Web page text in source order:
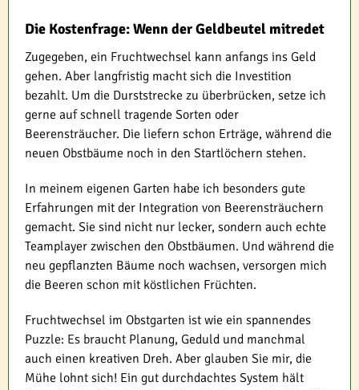
Die Kostenfrage: Wenn der Geldbeutel mitredet
Zugegeben, ein Fruchtwechsel kann anfangs ins Geld
gehen. Aber langfristig macht sich die Investition
bezahlt. Um die Durststrecke zu überbrücken, setze ich
gerne auf schnell tragende Sorten oder
Beerensträucher. Die liefern schon Erträge, während die
neuen Obstbäume noch in den Startlöchern stehen.
In meinem eigenen Garten habe ich besonders gute
Erfahrungen mit der Integration von Beerensträuchern
gemacht. Sie sind nicht nur lecker, sondern auch echte
Teamplayer zwischen den Obstbäumen. Und während die
neu gepflanzten Bäume noch wachsen, versorgen mich
die Beeren schon mit köstlichen Früchten.
Fruchtwechsel im Obstgarten ist wie ein spannendes
Puzzle: Es braucht Planung, Geduld und manchmal
auch einen kreativen Dreh. Aber glauben Sie mir, die
Mühe lohnt sich! Ein gut durchdachtes System hält